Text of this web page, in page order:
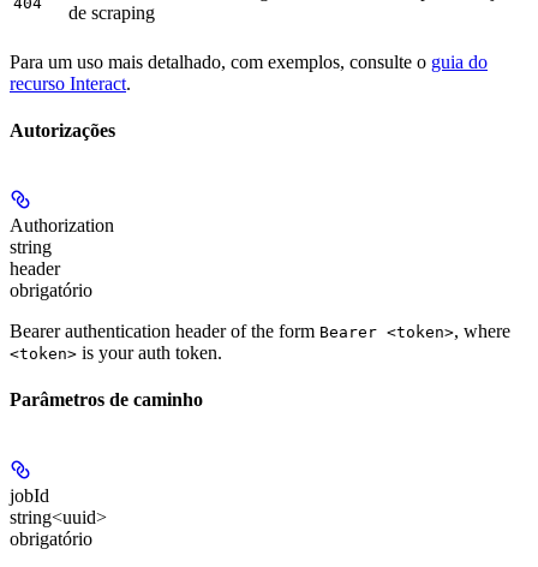
de scraping
Para um uso mais detalhado, com exemplos, consulte o guia do
recurso Interact.
Autorizações
Authorization
string
header
obrigatório
Bearer authentication header of the form Bearer <token>, where
<token> is your auth token.
Parâmetros de caminho
jobId
string<uuid>
obrigatório